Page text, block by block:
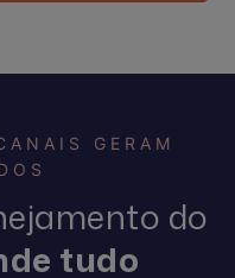
GERAM
do
tudo